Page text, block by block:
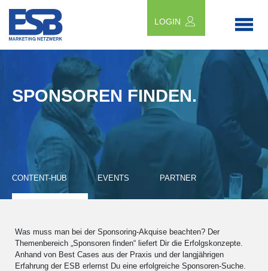
LOGIN
SPONSOREN FINDEN.
CONTENT-HUB EVENTS PARTNER
Was muss man bei der Sponsoring-Akquise beachten? Der
Themenbereich „Sponsoren finden“ liefert Dir die Erfolgskonzepte.
Anhand von Best Cases aus der Praxis und der langjährigen
Erfahrung der ESB erlernst Du eine erfolgreiche Sponsoren-Suche.